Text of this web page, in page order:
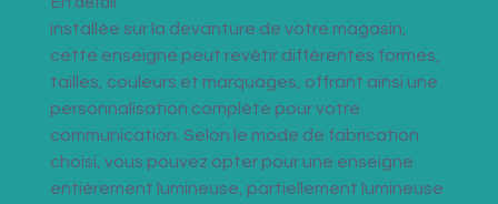
Installée sur la devanture de votre magasin,
cette enseigne peut revêtir différentes formes,
tailles, couleurs et marquages, offrant ainsi une
personnalisation complète pour votre
communication. Selon le mode de fabrication
choisi, vous pouvez opter pour une enseigne
entièrement lumineuse, partiellement lumineuse